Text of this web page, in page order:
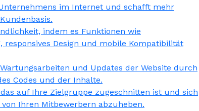
im Internet und schafft mehr
indem es Funktionen wie
Design und mobile Kompatibilität
und Updates der Website durch
Codes und der Inhalte.
auf Ihre Zielgruppe zugeschnitten ist und sich
Ihren Mitbewerbern abzuheben.